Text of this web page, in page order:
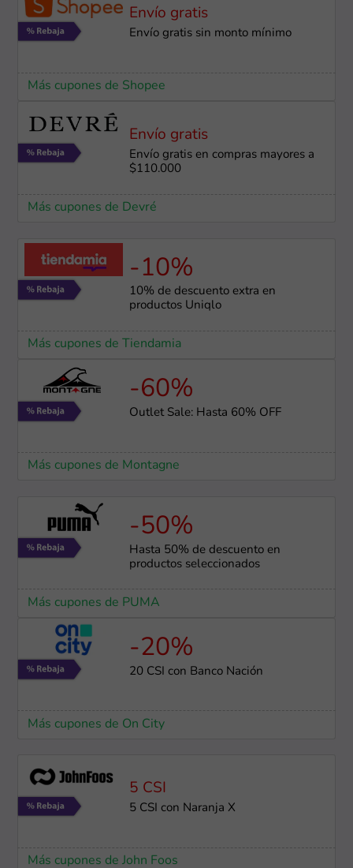
Envío gratis
Envío gratis sin monto mínimo
Más cupones de Shopee
Envío gratis
Envío gratis en compras mayores a
$110.000
Más cupones de Devré
-10%
10% de descuento extra en
productos Uniqlo
Más cupones de Tiendamia
-60%
Outlet Sale: Hasta 60% OFF
Más cupones de Montagne
-50%
Hasta 50% de descuento en
productos seleccionados
Más cupones de PUMA
-20%
20 CSI con Banco Nación
Más cupones de On City
5 CSI
5 CSI con Naranja X
Más cupones de John Foos